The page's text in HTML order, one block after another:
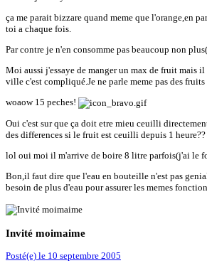
ça me parait bizzare quand meme que l'orange,en
toi a chaque fois.
Par contre je n'en consomme pas beaucoup non
Moi aussi j'essaye de manger un max de fruit mais
ville c'est compliqué.Je ne parle meme pas des
woaow 15 peches!
Oui c'est sur que ça doit etre mieu ceuilli
des differences si le fruit est ceuilli depuis 1 heure??
lol oui moi il m'arrive de boire 8 litre parfois(j'ai le
Bon,il faut dire que l'eau en bouteille n'est pas
besoin de plus d'eau pour assurer les memes
Invité moimaime
Posté(e) le 10 septembre 2005